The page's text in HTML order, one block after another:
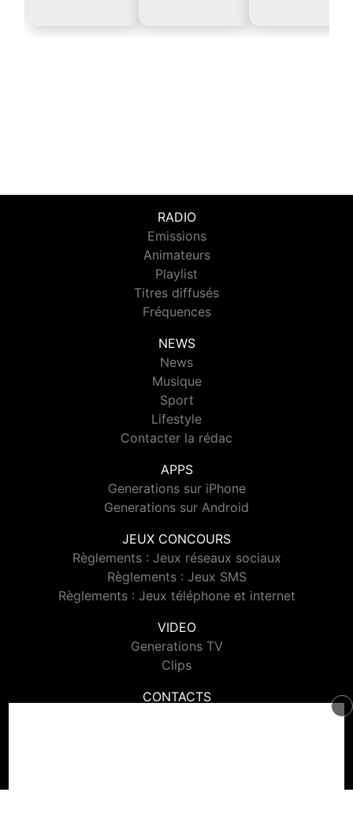
RADIO
Emissions
Animateurs
Playlist
Titres diffusés
Fréquences
NEWS
News
Musique
Sport
Lifestyle
Contacter la rédac
APPS
Generations sur iPhone
Generations sur Android
JEUX CONCOURS
Règlements : Jeux réseaux sociaux
Règlements : Jeux SMS
Règlements : Jeux téléphone et internet
VIDEO
Generations TV
Clips
CONTACTS